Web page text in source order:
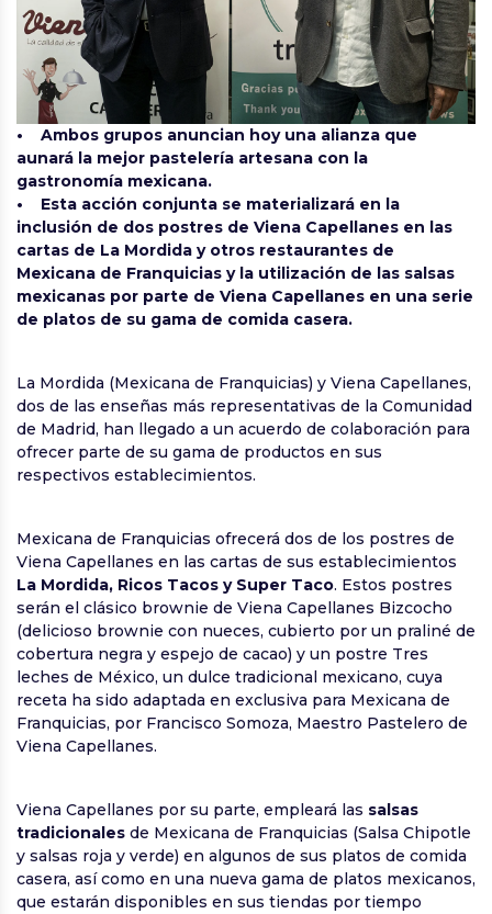
• Ambos grupos anuncian hoy una alianza que
aunará la mejor pastelería artesana con la
gastronomía mexicana.
• Esta acción conjunta se materializará en la
inclusión de dos postres de Viena Capellanes en las
cartas de La Mordida y otros restaurantes de
Mexicana de Franquicias y la utilización de las salsas
mexicanas por parte de Viena Capellanes en una serie
de platos de su gama de comida casera.
La Mordida (Mexicana de Franquicias) y Viena Capellanes,
dos de las enseñas más representativas de la Comunidad
de Madrid, han llegado a un acuerdo de colaboración para
ofrecer parte de su gama de productos en sus
respectivos establecimientos.
Mexicana de Franquicias ofrecerá dos de los postres de
Viena Capellanes en las cartas de sus establecimientos
La Mordida, Ricos Tacos y Super Taco. Estos postres
serán el clásico brownie de Viena Capellanes Bizcocho
(delicioso brownie con nueces, cubierto por un praliné de
cobertura negra y espejo de cacao) y un postre Tres
leches de México, un dulce tradicional mexicano, cuya
receta ha sido adaptada en exclusiva para Mexicana de
Franquicias, por Francisco Somoza, Maestro Pastelero de
Viena Capellanes.
Viena Capellanes por su parte, empleará las salsas
tradicionales de Mexicana de Franquicias (Salsa Chipotle
y salsas roja y verde) en algunos de sus platos de comida
casera, así como en una nueva gama de platos mexicanos,
que estarán disponibles en sus tiendas por tiempo